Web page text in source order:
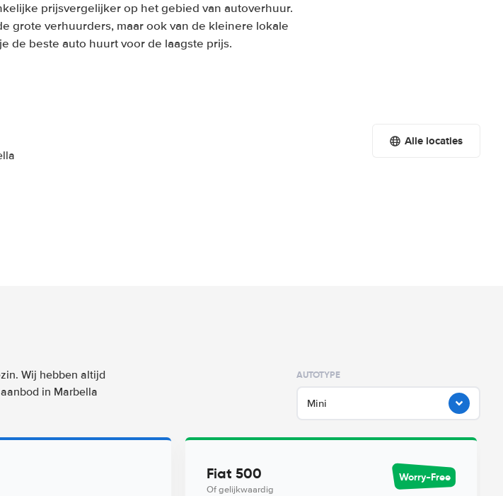
prijsvergelijker op het gebied van autoverhuur.
grote verhuurders, maar ook van de kleinere lokale
de beste auto huurt voor de laagste prijs.
Alle locaties
Wij hebben altijd
in Marbella
AUTOTYPE
Mini
Fiat 500
Of gelijkwaardig
Worry-Free